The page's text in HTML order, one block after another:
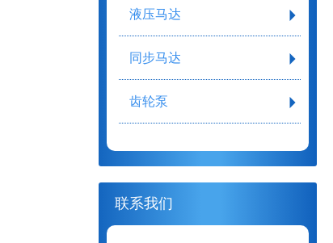
液压马达
同步马达
齿轮泵
联系我们